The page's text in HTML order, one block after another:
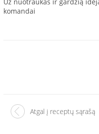
komandai
Atgal į receptų sąrašą